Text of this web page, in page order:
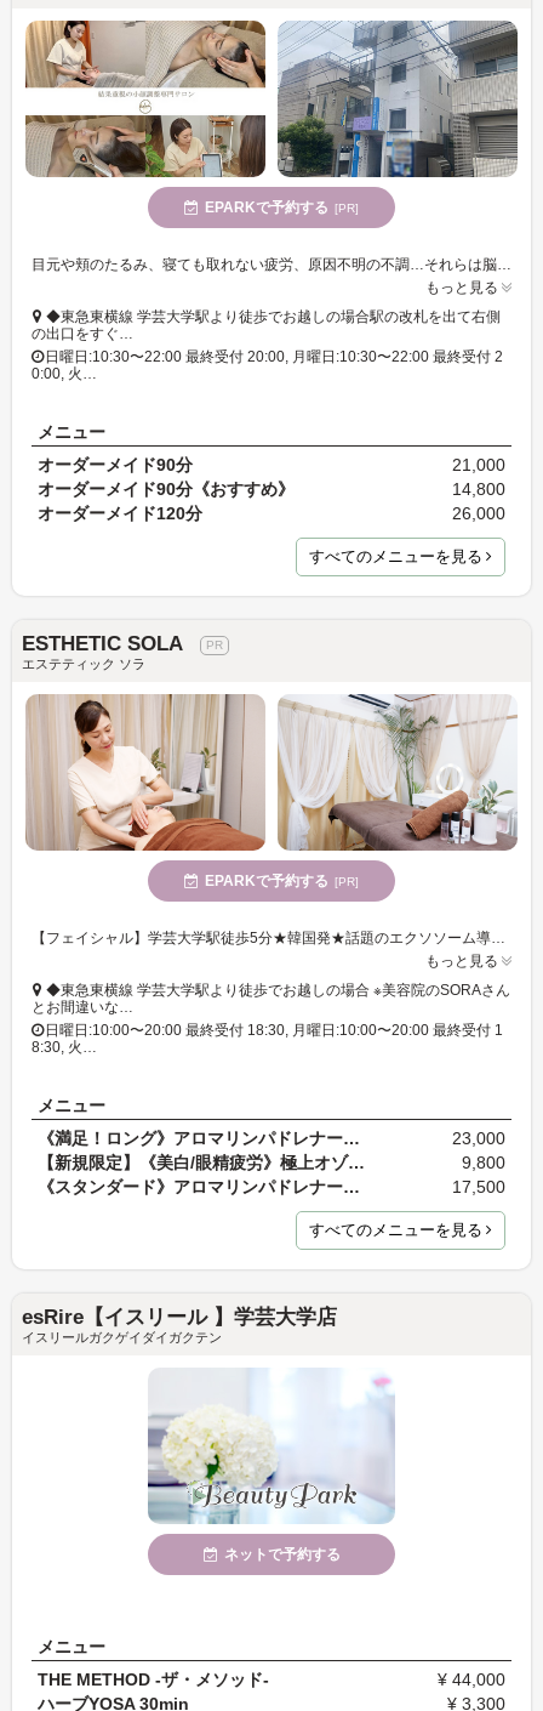
EPARKで予約する [PR]
目元や頬のたるみ、寝ても取れない疲労、原因不明の不調…それらは脳の疲労からくるものかもしれません。ヘッドからボディのトータルケアで根本から健康な体を作り、あなた本来の美しさを引き出します!
もっと見る
◆東急東横線 学芸大学駅より徒歩でお越しの場合駅の改札を出て右側
の出口をすぐ…
日曜日:10:30〜22:00 最終受付 20:00, 月曜日:10:30〜22:00 最終受付 2
0:00, 火…
メニュー
オーダーメイド90分
21,000
オーダーメイド90分《おすすめ》
14,800
オーダーメイド120分
26,000
すべてのメニューを見る
ESTHETIC SOLA
エステティック ソラ
EPARKで予約する [PR]
【フェイシャル】学芸大学駅徒歩5分★韓国発★話題のエクソソーム導入エイジングケア専門サロン◎ベテランセラピストによる極上の施術◎お肌のファスティング★ダイヤモンドピール5日間プログラム★
もっと見る
◆東急東横線 学芸大学駅より徒歩でお越しの場合 ※美容院のSORAさん
とお間違いな…
日曜日:10:00〜20:00 最終受付 18:30, 月曜日:10:00〜20:00 最終受付 1
8:30, 火…
メニュー
《満足！ロング》アロマリンパドレナージュ ※両面全…
23,000
【新規限定】《美白/眼精疲労》極上オゾンラテ＋エク…
9,800
《スタンダード》アロマリンパドレナージュ ※背面+デ…
17,500
すべてのメニューを見る
esRire【イスリール 】学芸大学店
イスリールガクゲイダイガクテン
ネットで予約する
メニュー
THE METHOD -ザ・メソッド-
¥ 44,000
ハーブYOSA 30min
¥ 3,300